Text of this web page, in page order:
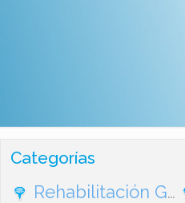
Categorías
Rehabilitación General